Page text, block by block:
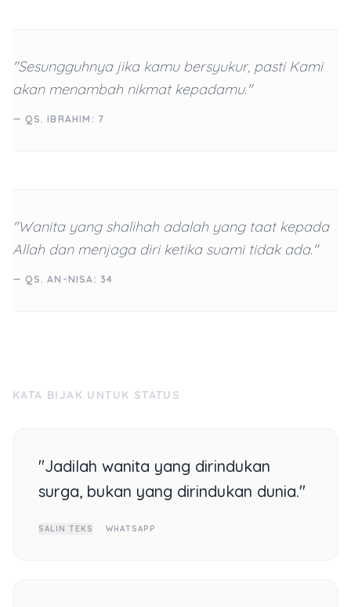
"Sesungguhnya jika kamu bersyukur, pasti Kami
akan menambah nikmat kepadamu."
— QS. IBRAHIM: 7
"Wanita yang shalihah adalah yang taat kepada
Allah dan menjaga diri ketika suami tidak ada."
— QS. AN-NISA: 34
KATA BIJAK UNTUK STATUS
"Jadilah wanita yang dirindukan
surga, bukan yang dirindukan dunia."
SALIN TEKS WHATSAPP